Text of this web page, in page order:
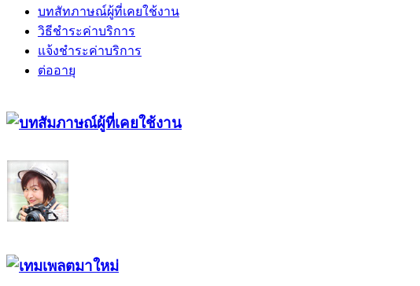
บทสัทภาษณ์ผู้ที่เคยใช้งาน
วิธีชำระค่าบริการ
แจ้งชำระค่าบริการ
ต่ออายุ